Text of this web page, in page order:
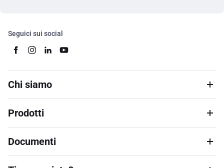
Seguici sui social
Chi siamo
Prodotti
Documenti